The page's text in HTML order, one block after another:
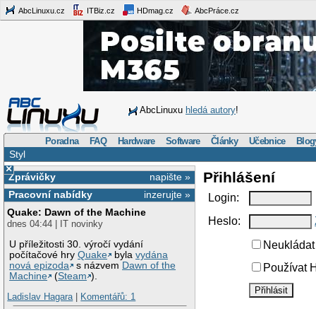
AbcLinuxu.cz ITBiz.cz HDmag.cz AbcPráce.cz
AbcLinuxu hledá autory!
Poradna FAQ Hardware Software Články Učebnice
Styl
×
napište »
Zprávičky
inzerujte »
Pracovní nabídky
Quake: Dawn of the Machine
dnes 04:44 | IT novinky
U příležitosti 30. výročí vydání
počítačové hryQuake bylavydána
nová epizoda
s názvem Dawn of the
Machine
(Steam ).
Ladislav Hagara| Komentářů: 1
Přihlášení
Login:
Heslo:
Používat